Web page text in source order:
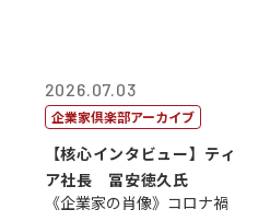
2026.07.03
企業家倶楽部アーカイブ
【核心インタビュー】ティ
ア社長 冨安徳久氏
《企業家の肖像》コロナ禍